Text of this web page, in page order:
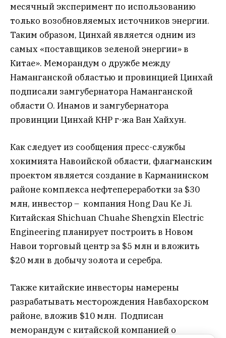
месячный эксперимент по использованию
только возобновляемых источников энергии.
Таким образом, Цинхай является одним из
самых «поставщиков зеленой энергии» в
Китае». Меморандум о дружбе между
Наманганской областью и провинцией Цинхай
подписали замгубернатора Наманганской
области О. Инамов и замгубернатора
провинции Цинхай КНР г-жа Ван Хайхун.
Как следует из сообщения пресс-службы
хокимията Навоийской области, флагманским
проектом является создание в Карманинском
районе комплекса нефтепереработки за $30
млн, инвестор – компания Hong Dau Ke Ji.
Китайская Shichuan Chuahe Shengxin Electric
Engineering планирует построить в Новом
Навои торговый центр за $5 млн и вложить
$20 млн в добычу золота и серебра.
Также китайские инвесторы намерены
разрабатывать месторождения Навбахорском
районе, вложив $10 млн. Подписан
меморандум с китайской компанией о